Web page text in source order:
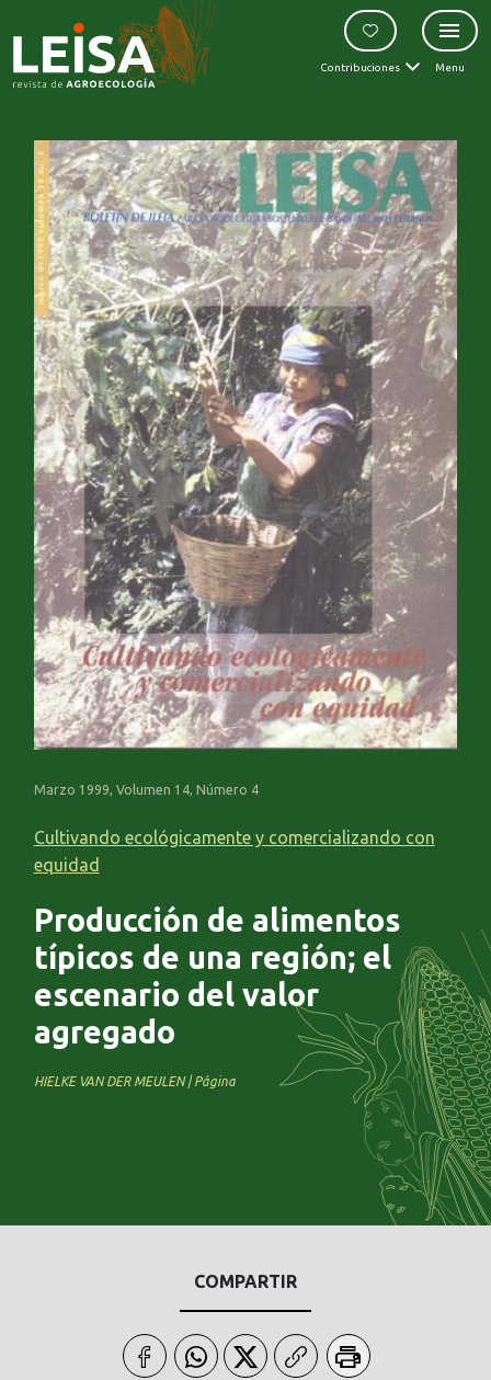
Contribuciones Menu
Marzo 1999, Volumen 14, Número 4
Cultivando ecológicamente y comercializando con
equidad
Producción de alimentos
típicos de una región; el
escenario del valor
agregado
HIELKE VAN DER MEULEN | Página
COMPARTIR